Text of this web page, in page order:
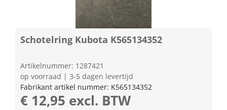
Schotelring Kubota K565134352
Artikelnummer: 1287421
op voorraad | 3-5 dagen levertijd
Fabrikant artikel nummer: K565134352
€ 12,95 excl. BTW